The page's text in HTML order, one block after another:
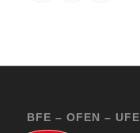
BFE – OFEN – UFE